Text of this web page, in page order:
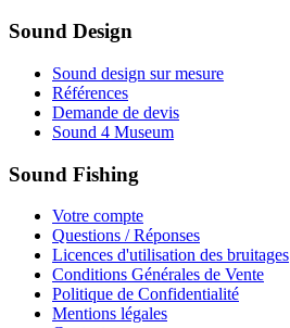
Sound Design
Sound design sur mesure
Références
Demande de devis
Sound 4 Museum
Sound Fishing
Votre compte
Questions / Réponses
Licences d'utilisation des bruitages
Conditions Générales de Vente
Politique de Confidentialité
Mentions légales